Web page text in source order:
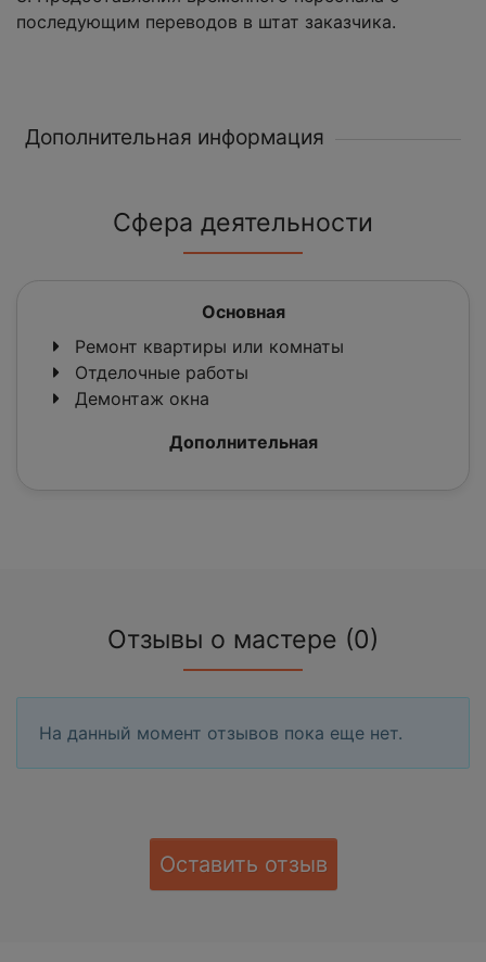
последующим переводов в штат заказчика.
Дополнительная информация
Сфера деятельности
Основная
Ремонт квартиры или комнаты
Отделочные работы
Демонтаж окна
Дополнительная
Отзывы о мастере (0)
На данный момент отзывов пока еще нет.
Оставить отзыв